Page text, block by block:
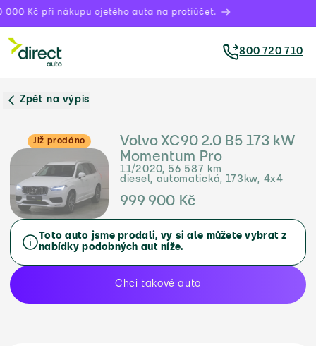
Kč při nákupu ojetého auta na protiúčet.
800 720 710
Zpět na výpis
Již prodáno
Volvo XC90 2.0 B5 173 kW
Momentum Pro
11/2020, 56 587 km
diesel, automatická, 173kw, 4x4
999 900 Kč
Toto auto jsme prodali, vy si ale můžete vybrat z
nabídky podobných aut níže.
Chci takové auto